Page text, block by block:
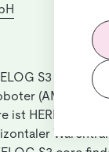
S3 core für
(AMR /
HERBIE M.